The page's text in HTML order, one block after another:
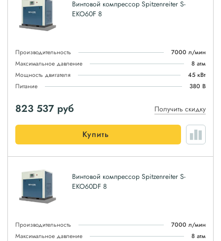
Винтовой компрессор Spitzenreiter S-
EKO60F 8
Производительность
7000 л/мин
Максимальное давление
8 атм
Мощность двигателя
45 кВт
Питание
380 В
823 537 руб Получить скидку
Купить
Винтовой компрессор Spitzenreiter S-
EKO60DF 8
Производительность
7000 л/мин
Максимальное давление
8 атм